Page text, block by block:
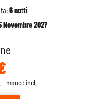
6 notti
Novembre 2027
mance incl.